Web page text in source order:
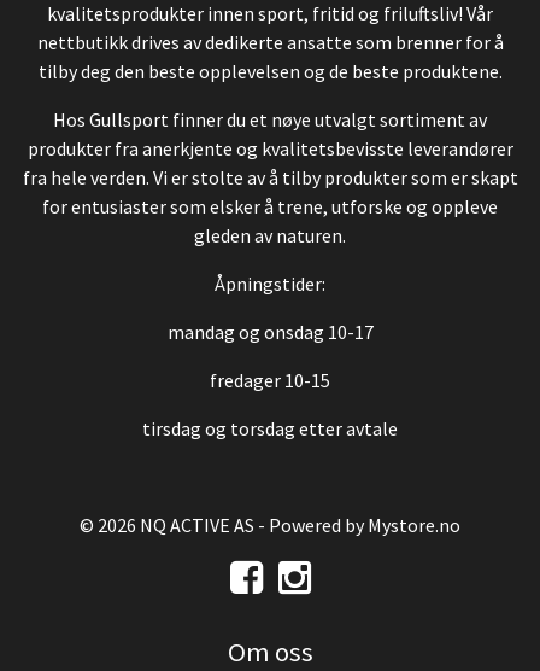
kvalitetsprodukter innen sport, fritid og friluftsliv! Vår
nettbutikk drives av dedikerte ansatte som brenner for å
tilby deg den beste opplevelsen og de beste produktene.
Hos Gullsport finner du et nøye utvalgt sortiment av
produkter fra anerkjente og kvalitetsbevisste leverandører
fra hele verden. Vi er stolte av å tilby produkter som er skapt
for entusiaster som elsker å trene, utforske og oppleve
gleden av naturen.
Åpningstider:
mandag og onsdag 10-17
fredager 10-15
tirsdag og torsdag etter avtale
© 2026 NQ ACTIVE AS - Powered byMystore.no
Om oss